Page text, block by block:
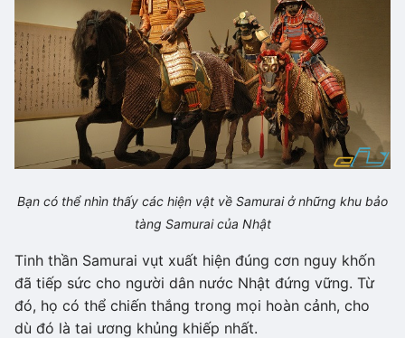
Bạn có thể nhìn thấy các hiện vật về Samurai ở những khu bảo
tàng Samurai của Nhật
Tinh thần Samurai vụt xuất hiện đúng cơn nguy khốn
đã tiếp sức cho người dân nước Nhật đứng vững. Từ
đó, họ có thể chiến thắng trong mọi hoàn cảnh, cho
dù đó là tai ương khủng khiếp nhất.